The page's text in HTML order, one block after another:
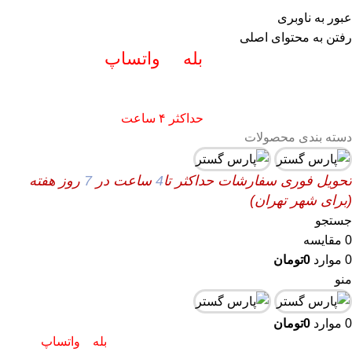
عبور به ناوبری
رفتن به محتوای اصلی
info@pars-gostar.ir
مشتریان گرامی پاسخگوی سوالات شما در
بله واتساپ
حداکثر ۴ ساعت
دسته بندی محصولات
تحویل فوری سفارشات حداکثر تا4 ساعت در7 روز هفته
(برای شهر تهران)
جستجو
0 مقایسه
0 موارد 0تومان
منو
0 موارد 0تومان
بله واتساپ